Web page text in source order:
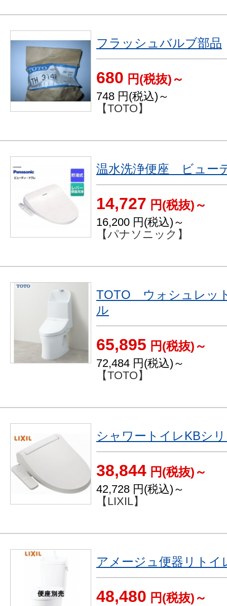
フラッシュバルブ部品
680 円(税抜)～
748 円(税込)～
【TOTO】
温水洗浄便座 ビュー
14,727 円(税抜)～
16,200 円(税込)～
【パナソニック】
TOTO ウォシュレッ
ル
65,895 円(税抜)～
72,484 円(税込)～
【TOTO】
シャワートイレKBシ
38,844 円(税抜)～
42,728 円(税込)～
【LIXIL】
アメージュ便器リトイ
48,480 円(税抜)～